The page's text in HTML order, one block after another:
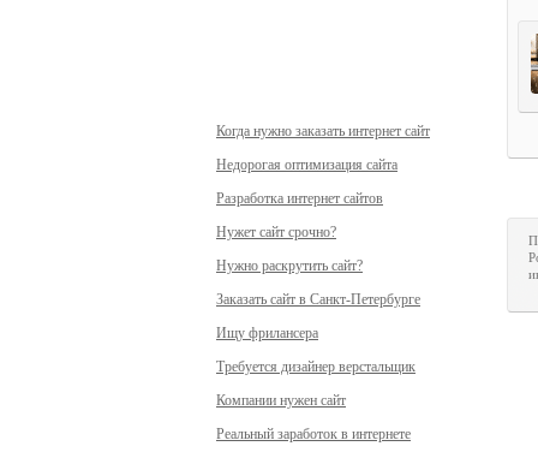
Когда нужно заказать интернет сайт
Недорогая оптимизация сайта
Разработка интернет сайтов
Нужет сайт срочно?
Нужно раскрутить сайт?
Заказать сайт в Санкт-Петербурге
Ищу фрилансера
Требуется дизайнер верстальщик
Компании нужен сайт
Реальный заработок в интернете